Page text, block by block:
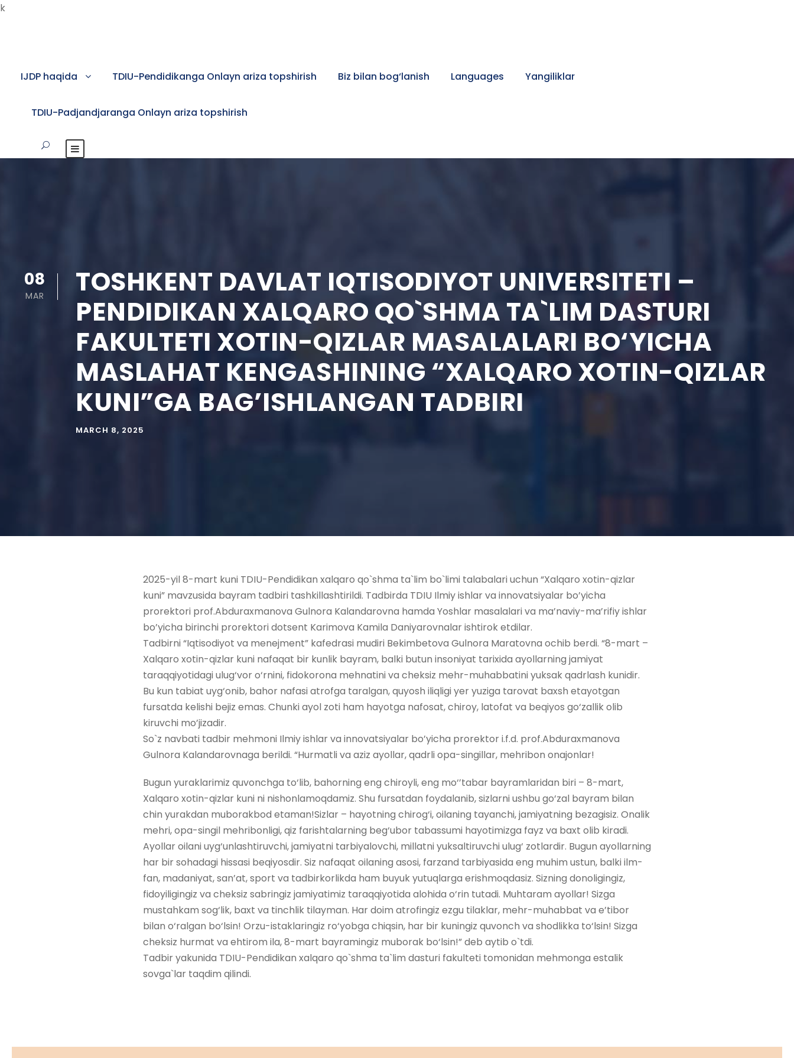
k
IJDP haqida TDIU-Pendidikanga Onlayn ariza topshirish Biz bilan bog‘lanish Languages Yangiliklar
TDIU-Padjandjaranga Onlayn ariza topshirish
08
MAR
TOSHKENT DAVLAT IQTISODIYOT UNIVERSITETI –
PENDIDIKAN XALQARO QO`SHMA TA`LIM DASTURI
FAKULTETI XOTIN-QIZLAR MASALALARI BO‘YICHA
MASLAHAT KENGASHINING “XALQARO XOTIN-QIZLAR
KUNI”GA BAG’ISHLANGAN TADBIRI
MARCH 8, 2025
2025-yil 8-mart kuni TDIU-Pendidikan xalqaro qo`shma ta`lim bo`limi talabalari uchun “Xalqaro xotin-qizlar
kuni” mavzusida bayram tadbiri tashkillashtirildi. Tadbirda TDIU Ilmiy ishlar va innovatsiyalar bo’yicha
prorektori prof.Abduraxmanova Gulnora Kalandarovna hamda Yoshlar masalalari va ma’naviy-ma’rifiy ishlar
bo’yicha birinchi prorektori dotsent Karimova Kamila Daniyarovnalar ishtirok etdilar.
Tadbirni “Iqtisodiyot va menejment” kafedrasi mudiri Bekimbetova Gulnora Maratovna ochib berdi. “8-mart –
Xalqaro xotin-qizlar kuni nafaqat bir kunlik bayram, balki butun insoniyat tarixida ayollarning jamiyat
taraqqiyotidagi ulug‘vor o‘rnini, fidokorona mehnatini va cheksiz mehr-muhabbatini yuksak qadrlash kunidir.
Bu kun tabiat uyg‘onib, bahor nafasi atrofga taralgan, quyosh iliqligi yer yuziga tarovat baxsh etayotgan
fursatda kelishi bejiz emas. Chunki ayol zoti ham hayotga nafosat, chiroy, latofat va beqiyos go‘zallik olib
kiruvchi mo’jizadir.
So`z navbati tadbir mehmoni Ilmiy ishlar va innovatsiyalar bo’yicha prorektor i.f.d. prof.Abduraxmanova
Gulnora Kalandarovnaga berildi. “Hurmatli va aziz ayollar, qadrli opa-singillar, mehribon onajonlar!
Bugun yuraklarimiz quvonchga to‘lib, bahorning eng chiroyli, eng mo‘’tabar bayramlaridan biri – 8-mart,
Xalqaro xotin-qizlar kuni ni nishonlamoqdamiz. Shu fursatdan foydalanib, sizlarni ushbu go‘zal bayram bilan
chin yurakdan muborakbod etaman!Sizlar – hayotning chirog‘i, oilaning tayanchi, jamiyatning bezagisiz. Onalik
mehri, opa-singil mehribonligi, qiz farishtalarning beg‘ubor tabassumi hayotimizga fayz va baxt olib kiradi.
Ayollar oilani uyg‘unlashtiruvchi, jamiyatni tarbiyalovchi, millatni yuksaltiruvchi ulug‘ zotlardir. Bugun ayollarning
har bir sohadagi hissasi beqiyosdir. Siz nafaqat oilaning asosi, farzand tarbiyasida eng muhim ustun, balki ilm-
fan, madaniyat, san’at, sport va tadbirkorlikda ham buyuk yutuqlarga erishmoqdasiz. Sizning donoligingiz,
fidoyiligingiz va cheksiz sabringiz jamiyatimiz taraqqiyotida alohida o‘rin tutadi. Muhtaram ayollar! Sizga
mustahkam sog‘lik, baxt va tinchlik tilayman. Har doim atrofingiz ezgu tilaklar, mehr-muhabbat va e’tibor
bilan o‘ralgan bo‘lsin! Orzu-istaklaringiz ro‘yobga chiqsin, har bir kuningiz quvonch va shodlikka to‘lsin! Sizga
cheksiz hurmat va ehtirom ila, 8-mart bayramingiz muborak bo‘lsin!” deb aytib o`tdi.
Tadbir yakunida TDIU-Pendidikan xalqaro qo`shma ta`lim dasturi fakulteti tomonidan mehmonga estalik
sovga`lar taqdim qilindi.